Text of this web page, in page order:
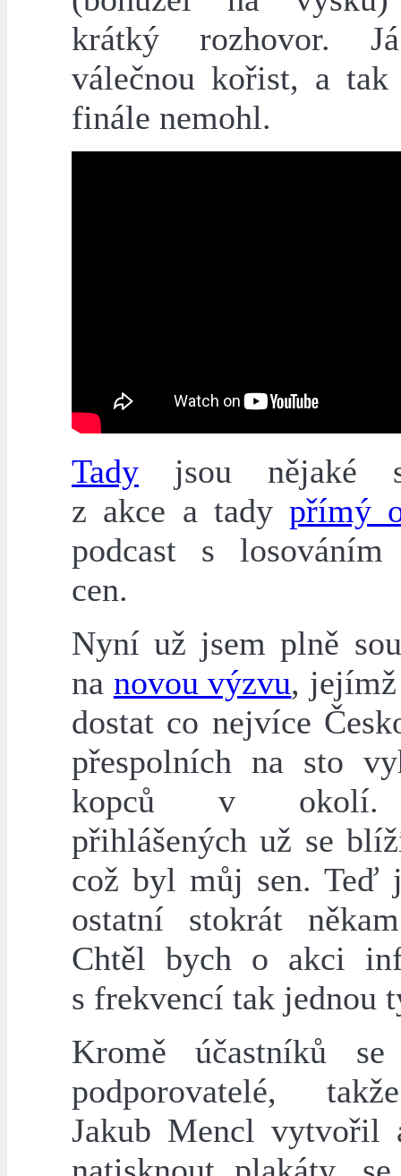
krátký rozhovor.
válečnou kořist, a tak
finále nemohl.
Tady jsou nějaké
z akce a tadypřímý
podcast s losováním
cen.
Nyní už jsem plně
na novou výzvu,
dostat co nejvíce
přespolních na sto
kopců v okolí.
přihlášených už se
což byl můj sen. Teď
ostatní stokrát
Chtěl bych o akci
s frekvencí tak jednou
Kromě účastníků
podporovatelé,
Jakub Mencl vytvořil